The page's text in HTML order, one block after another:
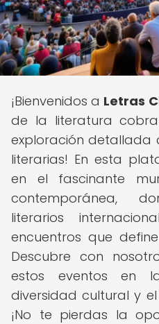
¡Bienvenidos a Letras
de la literatura
exploración detallada
literarias! En esta
en el fascinante
contemporánea,
literarios
encuentros que
Descubre con
estos eventos en
diversidad cultural y
¡No te pierdas la